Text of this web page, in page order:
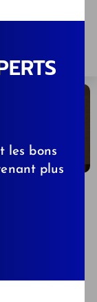
les bons
plus